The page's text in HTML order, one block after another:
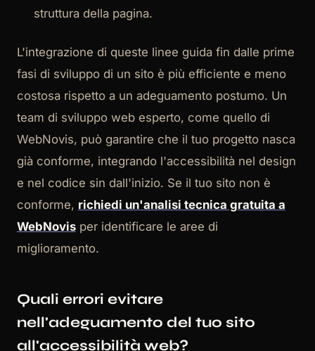
struttura della pagina.
L'integrazione di queste linee guida fin dalle prime
fasi di sviluppo di un sito è più efficiente e meno
costosa rispetto a un adeguamento postumo. Un
team di sviluppo web esperto, come quello di
WebNovis, può garantire che il tuo progetto nasca
già conforme, integrando l'accessibilità nel design
e nel codice sin dall'inizio. Se il tuo sito non è
conforme, richiedi un'analisi tecnica gratuita a
WebNovis per identificare le aree di
miglioramento.
Quali errori evitare
nell'adeguamento del tuo sito
all'accessibilità web?